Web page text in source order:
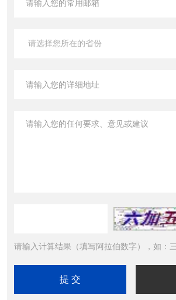
请输入计算结果（填写阿拉伯数字），如：